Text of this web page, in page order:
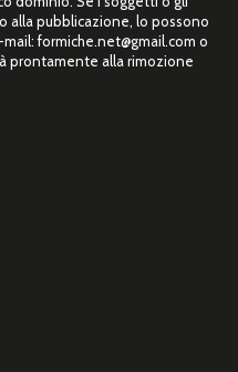
alla pubblicazione, lo possono
formiche.net@gmail.com o
prontamente alla rimozione